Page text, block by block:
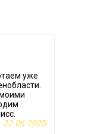
уже
22.06.2025